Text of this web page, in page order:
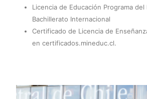
Licencia de Educación Programa del
Bachillerato Internacional
Certificado de Licencia de
en certificados.mineduc.cl.